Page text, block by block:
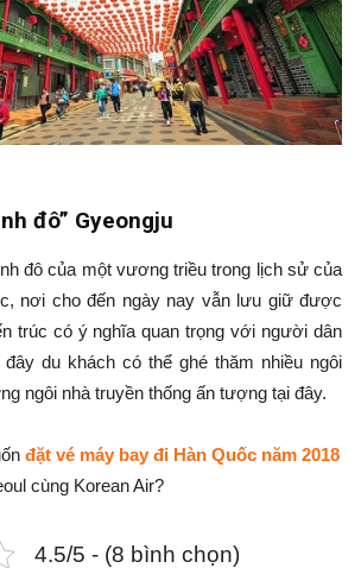
đô” Gyeongju
đô của một vương triều trong lịch sử của
nơi cho đến ngày nay vẫn lưu giữ được
trúc có ý nghĩa quan trọng với người dân
du khách có thể ghé thăm nhiều ngôi
ngôi nhà truyền thống ấn tượng tại đây.
đặt vé máy bay đi Hàn Quốc năm 2018
cùng Korean Air?
4.5/5 - (8 bình chọn)